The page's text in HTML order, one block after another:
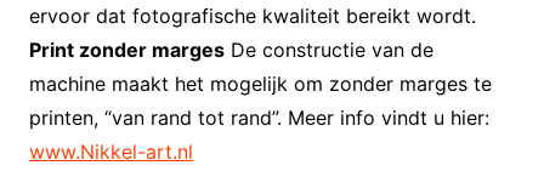
ervoor dat fotografische kwaliteit bereikt wordt.
Print zonder margesDe constructie van de
machine maakt het mogelijk om zonder marges te
printen, “van rand tot rand”. Meer info vindt u hier:
www.Nikkel-art.nl